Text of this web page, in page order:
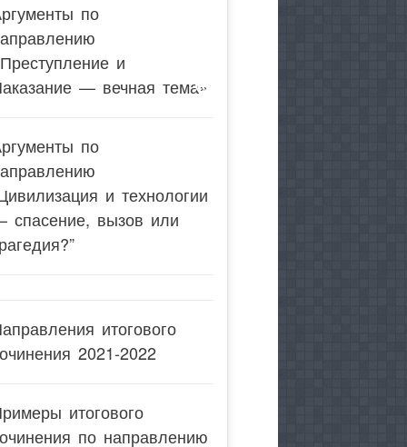
по
и
— вечная тема»
по
и технологии
спасение, вызов или
итогового
2021-2022
итогового
по направлению